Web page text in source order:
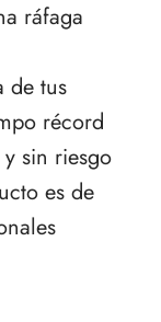
ráfaga
de tus
récord
sin riesgo
es de